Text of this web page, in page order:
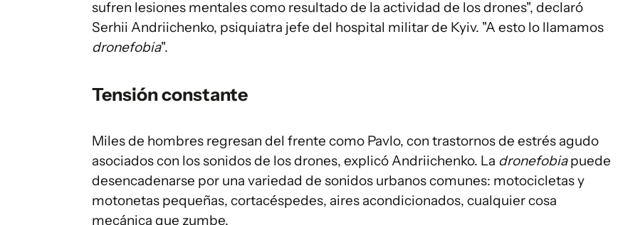
sufren lesiones mentales como resultado de la actividad de los drones", declaró
Serhii Andriichenko, psiquiatra jefe del hospital militar de Kyiv. "A esto lo llamamos
dronefobia".
Tensión constante
Miles de hombres regresan del frente como Pavlo, con trastornos de estrés agudo
asociados con los sonidos de los drones, explicó Andriichenko. La dronefobiapuede
desencadenarse por una variedad de sonidos urbanos comunes: motocicletas y
motonetas pequeñas, cortacéspedes, aires acondicionados, cualquier cosa
mecánica que zumbe.